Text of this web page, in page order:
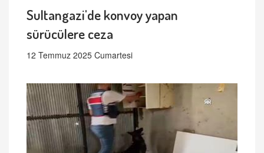
Sultangazi'de konvoy yapan
sürücülere ceza
12 Temmuz 2025 Cumartesi